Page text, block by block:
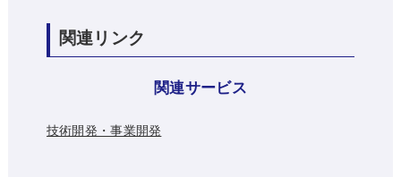
関連リンク
関連サービス
技術開発・事業開発